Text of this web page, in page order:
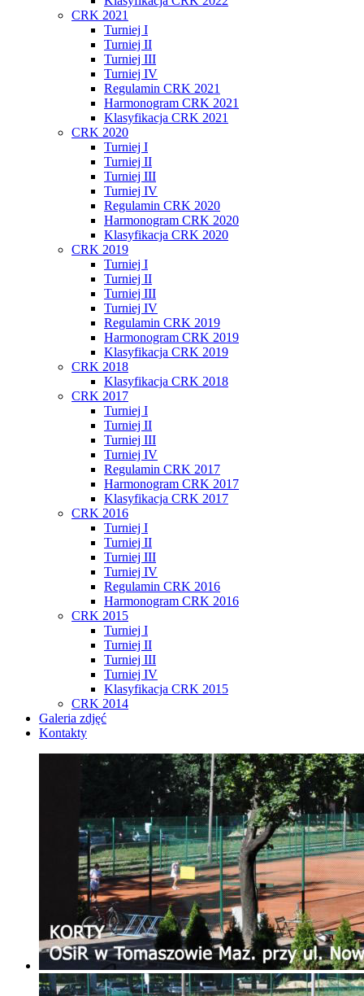
CRK 2021
Turniej I
Turniej II
Turniej III
Turniej IV
Regulamin CRK 2021
Harmonogram CRK 2021
Klasyfikacja CRK 2021
CRK 2020
Turniej I
Turniej II
Turniej III
Turniej IV
Regulamin CRK 2020
Harmonogram CRK 2020
Klasyfikacja CRK 2020
CRK 2019
Turniej I
Turniej II
Turniej III
Turniej IV
Regulamin CRK 2019
Harmonogram CRK 2019
Klasyfikacja CRK 2019
CRK 2018
Klasyfikacja CRK 2018
CRK 2017
Turniej I
Turniej II
Turniej III
Turniej IV
Regulamin CRK 2017
Harmonogram CRK 2017
Klasyfikacja CRK 2017
CRK 2016
Turniej I
Turniej II
Turniej III
Turniej IV
Regulamin CRK 2016
Harmonogram CRK 2016
CRK 2015
Turniej I
Turniej II
Turniej III
Turniej IV
Klasyfikacja CRK 2015
CRK 2014
Galeria zdjęć
Kontakty